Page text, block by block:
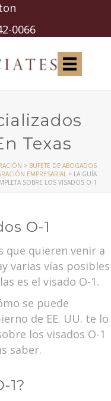
0066
Texas
> BUFETE DE ABOGADOS
EMPRESARIAL > LA GUÍA
SOBRE LOS VISADOS O-1
O-1
que quieren venir a
varias vías posibles
es el visado O-1.
se puede
de EE. UU. te lo
los visados O-1
saber.
1?